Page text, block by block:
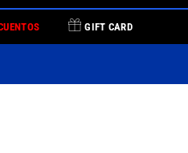
GIFT CARD